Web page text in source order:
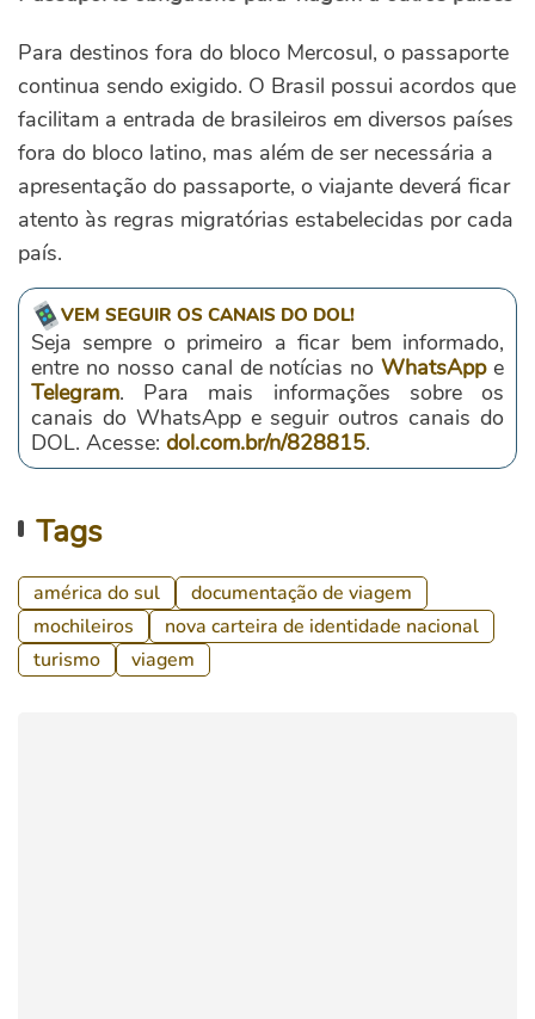
Para destinos fora do bloco Mercosul, o passaporte
continua sendo exigido. O Brasil possui acordos que
facilitam a entrada de brasileiros em diversos países
fora do bloco latino, mas além de ser necessária a
apresentação do passaporte, o viajante deverá ficar
atento às regras migratórias estabelecidas por cada
país.
VEM SEGUIR OS CANAIS DO DOL!
Seja sempre o primeiro a ficar bem informado,
entre no nosso canal de notícias noWhatsAppe
Telegram. Para mais informações sobre os
canais do WhatsApp e seguir outros canais do
DOL. Acesse: dol.com.br/n/828815.
Tags
américa do sul
documentação de viagem
mochileiros
nova carteira de identidade nacional
turismo
viagem